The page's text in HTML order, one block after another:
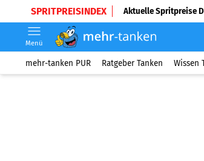
SPRITPREISINDEX Aktuelle Spritpreise
Menü
mehr-tanken PUR Ratgeber Tanken Wissen